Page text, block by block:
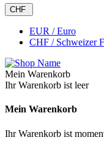
CHF
EUR / Euro
CHF / Schweizer
Mein Warenkorb
Ihr Warenkorb ist leer
Mein Warenkorb
Ihr Warenkorb ist